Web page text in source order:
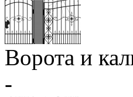
Ворота и
-